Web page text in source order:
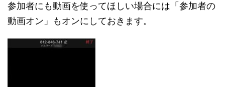
参加者にも動画を使ってほしい場合には「参加者の
動画オン」もオンにしておきます。